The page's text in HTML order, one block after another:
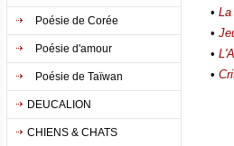
Poésie de Corée
Poésie d'amour
Poésie de Taïwan
DEUCALION
CHIENS & CHATS
• La
•
•
•